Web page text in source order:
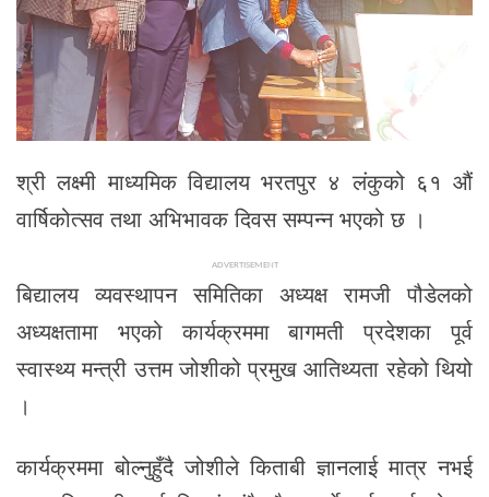
श्री लक्ष्मी माध्यमिक विद्यालय भरतपुर ४ लंकुको ६१ औं
वार्षिकोत्सव तथा अभिभावक दिवस सम्पन्न भएको छ ।
ADVERTISEMENT
बिद्यालय व्यवस्थापन समितिका अध्यक्ष रामजी पौडेलको
अध्यक्षतामा भएको कार्यक्रममा बागमती प्रदेशका पूर्व
स्वास्थ्य मन्त्री उत्तम जोशीको प्रमुख आतिथ्यता रहेको थियो
।
कार्यक्रममा बोल्नुहुँदै जोशीले किताबी ज्ञानलाई मात्र नभई